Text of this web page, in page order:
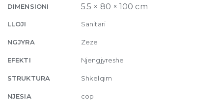
or
in
in
floor
shower
80
DIMENSIONI 5.5 × 80 × 100 cm
LLOJI Sanitari
NGJYRA Zeze
EFEKTI Njengjyreshe
STRUKTURA Shkelqim
NJESIA cop